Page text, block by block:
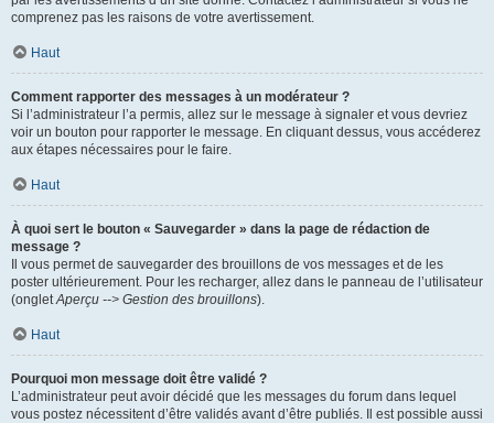
comprenez pas les raisons de votre avertissement.
Haut
Comment rapporter des messages à un modérateur ?
Si l’administrateur l’a permis, allez sur le message à signaler et vous devriez
voir un bouton pour rapporter le message. En cliquant dessus, vous accéderez
aux étapes nécessaires pour le faire.
Haut
À quoi sert le bouton « Sauvegarder » dans la page de rédaction de
message ?
Il vous permet de sauvegarder des brouillons de vos messages et de les
poster ultérieurement. Pour les recharger, allez dans le panneau de l’utilisateur
(ongletAperçu --> Gestion des brouillons).
Haut
Pourquoi mon message doit être validé ?
L’administrateur peut avoir décidé que les messages du forum dans lequel
vous postez nécessitent d’être validés avant d’être publiés. Il est possible aussi